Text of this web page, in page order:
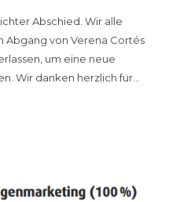
Abschied. Wir alle
Abgang von Verena Cortés
um eine neue
Wir danken herzlich für…